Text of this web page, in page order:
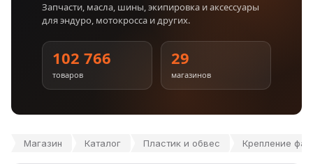
Запчасти, масла, шины, экипировка и аксессуары
для эндуро, мотокросса и других.
102 766
товаров
29
магазинов
Магазин Каталог Пластик и обвес Крепление